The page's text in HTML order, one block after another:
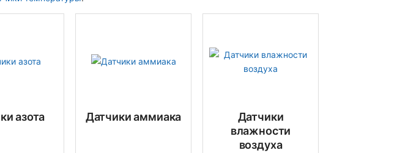
азота Датчики аммиака
Датчики
влажности
воздуха